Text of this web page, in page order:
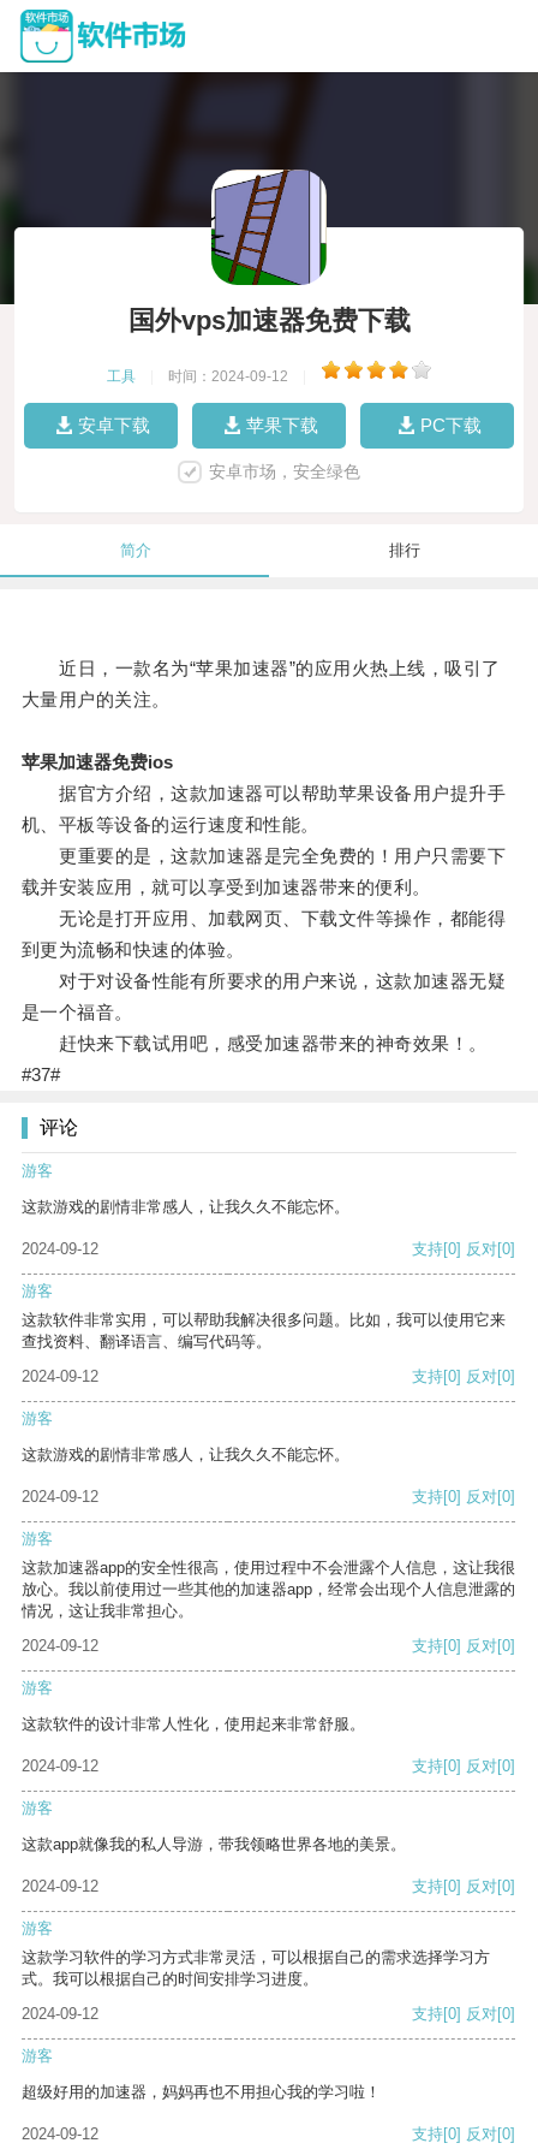
国外vps加速器免费下载
工具 时间：2024-09-12
安卓下载 苹果下载 PC下载
安卓市场，安全绿色
简介 排行
近日，一款名为“苹果加速器”的应用火热上线，吸引了
大量用户的关注。
苹果加速器免费ios
据官方介绍，这款加速器可以帮助苹果设备用户提升手
机、平板等设备的运行速度和性能。
更重要的是，这款加速器是完全免费的！用户只需要下
载并安装应用，就可以享受到加速器带来的便利。
无论是打开应用、加载网页、下载文件等操作，都能得
到更为流畅和快速的体验。
对于对设备性能有所要求的用户来说，这款加速器无疑
是一个福音。
赶快来下载试用吧，感受加速器带来的神奇效果！。
#37#
评论
游客
这款游戏的剧情非常感人，让我久久不能忘怀。
2024-09-12 支持[0] 反对[0]
游客
这款软件非常实用，可以帮助我解决很多问题。比如，我可以使用它来
查找资料、翻译语言、编写代码等。
2024-09-12
支持[0] 反对[0]
游客
这款游戏的剧情非常感人，让我久久不能忘怀。
2024-09-12 支持[0] 反对[0]
游客
这款加速器app的安全性很高，使用过程中不会泄露个人信息，这让我很
放心。我以前使用过一些其他的加速器app，经常会出现个人信息泄露的
情况，这让我非常担心。
2024-09-12
支持[0] 反对[0]
游客
这款软件的设计非常人性化，使用起来非常舒服。
2024-09-12 支持[0] 反对[0]
游客
这款app就像我的私人导游，带我领略世界各地的美景。
2024-09-12 支持[0] 反对[0]
游客
这款学习软件的学习方式非常灵活，可以根据自己的需求选择学习方
式。我可以根据自己的时间安排学习进度。
2024-09-12
支持[0] 反对[0]
游客
超级好用的加速器，妈妈再也不用担心我的学习啦！
2024-09-12 支持[0] 反对[0]